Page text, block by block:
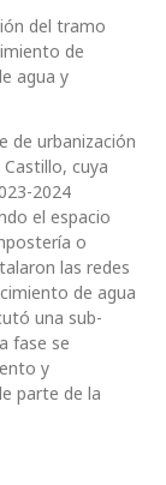
del tramo
de
agua y
de urbanización
cuya
2024
el espacio
o
las redes
de agua
una sub-
fase se
y
parte de la